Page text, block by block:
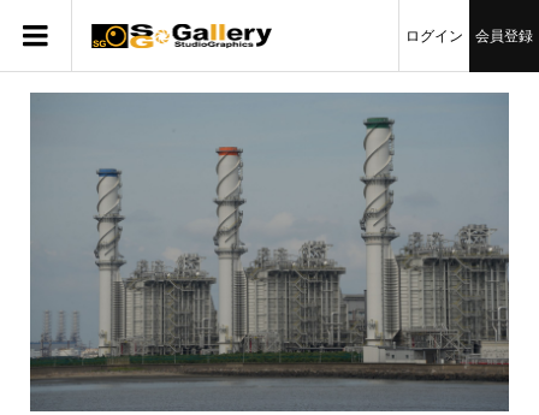
ログイン 会員登録